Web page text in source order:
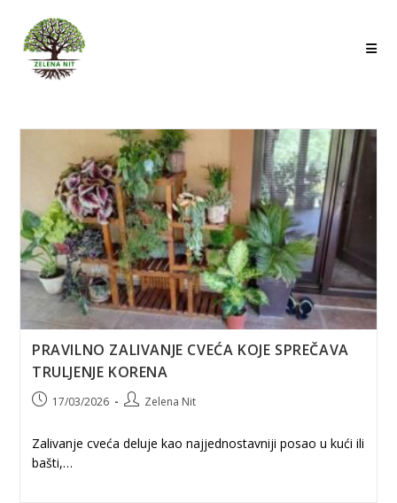
content
PRAVILNO ZALIVANJE CVEĆA KOJE SPREČAVA
TRULJENJE KORENA
Post17/03/2026
PostZelena Nit
Zalivanje cveća deluje kao najjednostavniji posao u kući ili
bašti,…